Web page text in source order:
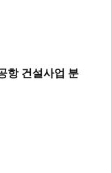
항 건설사업 분